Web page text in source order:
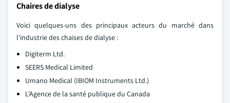
Chaires de dialyse
Voici quelques-uns des principaux acteurs du marché dans
l'industrie des chaises de dialyse :
Digiterm Ltd.
SEERS Medical Limited
Umano Medical (IBIOM Instruments Ltd.)
L'Agence de la santé publique du Canada